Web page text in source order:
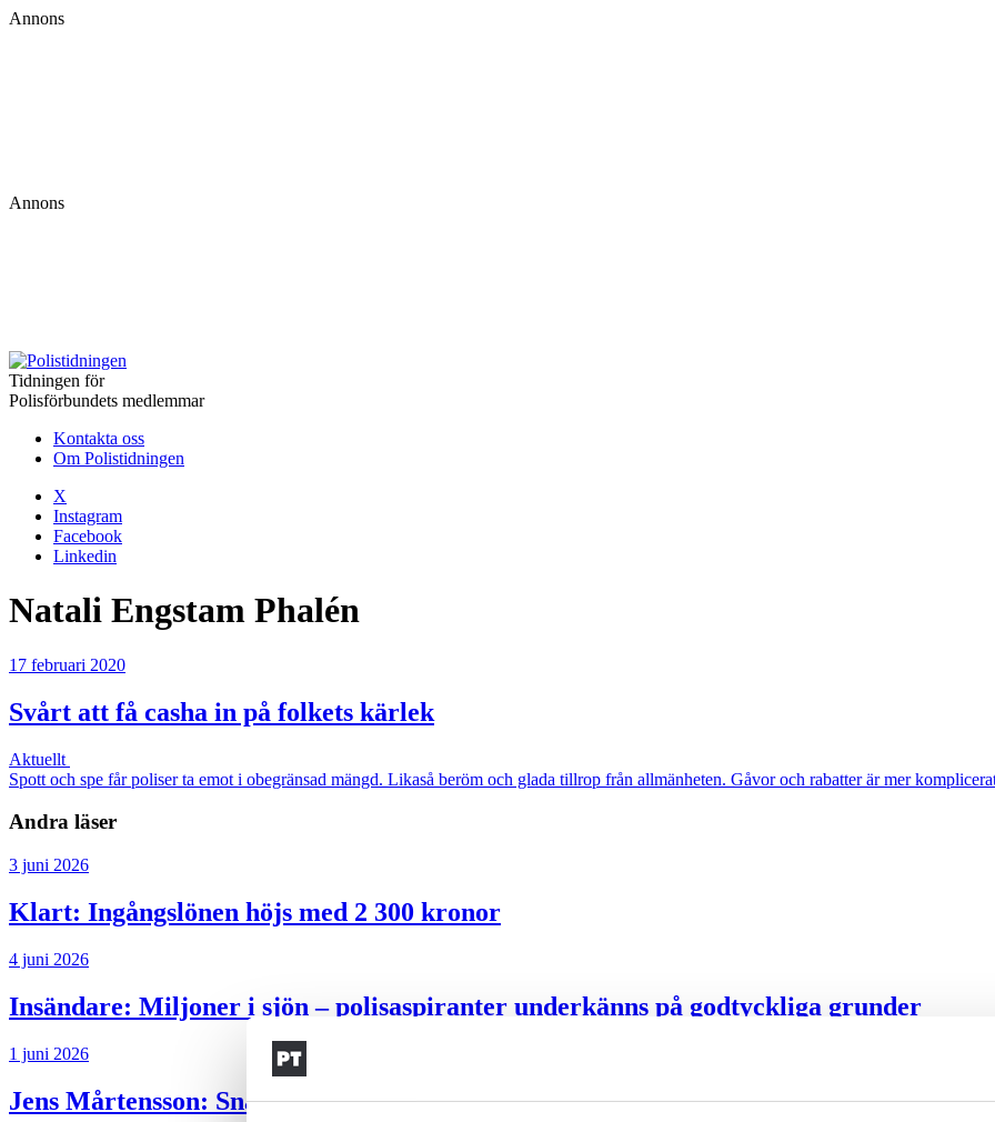
Annons
Annons
Tidningen för
Polisförbundets medlemmar
Kontakta oss
Om Polistidningen
X
Instagram
Facebook
Linkedin
Natali Engstam Phalén
17 februari 2020
Svårt att få casha in på folkets kärlek
Aktuellt
Spott och spe får poliser ta emot i obegränsad mängd. Likaså beröm och glada tillrop från allmänheten. Gåvor och rabatter är mer
Andra läser
3 juni 2026
Klart: Ingångslönen höjs med 2 300 kronor
4 juni 2026
Insändare: Miljoner i sjön – polisaspiranter underkänns på godtyckliga grunder
1 juni 2026
Jens Mårtensson: Snart 20 år i tjänst – nu ska han lära sig grunderna